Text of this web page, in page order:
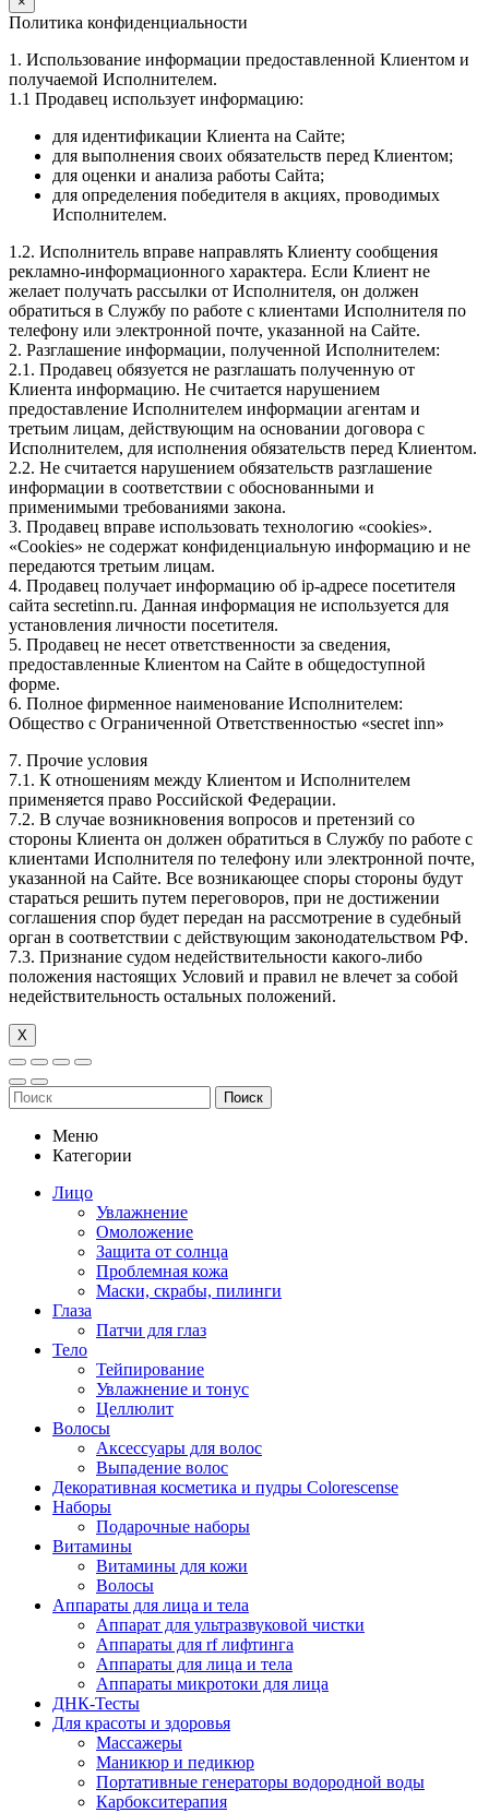
Политика конфиденциальности
1. Использование информации предоставленной Клиентом и
получаемой Исполнителем.
1.1 Продавец использует информацию:
для идентификации Клиента на Сайте;
для выполнения своих обязательств перед Клиентом;
для оценки и анализа работы Сайта;
для определения победителя в акциях, проводимых
Исполнителем.
1.2. Исполнитель вправе направлять Клиенту сообщения
рекламно-информационного характера. Если Клиент не
желает получать рассылки от Исполнителя, он должен
обратиться в Службу по работе с клиентами Исполнителя по
телефону или электронной почте, указанной на Сайте.
2. Разглашение информации, полученной Исполнителем:
2.1. Продавец обязуется не разглашать полученную от
Клиента информацию. Не считается нарушением
предоставление Исполнителем информации агентам и
третьим лицам, действующим на основании договора с
Исполнителем, для исполнения обязательств перед Клиентом.
2.2. Не считается нарушением обязательств разглашение
информации в соответствии с обоснованными и
применимыми требованиями закона.
3. Продавец вправе использовать технологию «cookies».
«Cookies» не содержат конфиденциальную информацию и не
передаются третьим лицам.
4. Продавец получает информацию об ip-адресе посетителя
сайта secretinn.ru. Данная информация не используется для
установления личности посетителя.
5. Продавец не несет ответственности за сведения,
предоставленные Клиентом на Сайте в общедоступной
форме.
6. Полное фирменное наименование Исполнителем:
Общество с Ограниченной Ответственностью «secret inn»
7. Прочие условия
7.1. К отношениям между Клиентом и Исполнителем
применяется право Российской Федерации.
7.2. В случае возникновения вопросов и претензий со
стороны Клиента он должен обратиться в Службу по работе с
клиентами Исполнителя по телефону или электронной почте,
указанной на Сайте. Все возникающее споры стороны будут
стараться решить путем переговоров, при не достижении
соглашения спор будет передан на рассмотрение в судебный
орган в соответствии с действующим законодательством РФ.
7.3. Признание судом недействительности какого-либо
положения настоящих Условий и правил не влечет за собой
недействительность остальных положений.
Х
Поиск
Меню
Категории
Лицо
Увлажнение
Омоложение
Защита от солнца
Проблемная кожа
Маски, скрабы, пилинги
Глаза
Патчи для глаз
Тело
Тейпирование
Увлажнение и тонус
Целлюлит
Волосы
Аксессуары для волос
Выпадение волос
Декоративная косметика и пудры Colorescense
Наборы
Подарочные наборы
Витамины
Витамины для кожи
Волосы
Аппараты для лица и тела
Аппарат для ультразвуковой чистки
Аппараты для rf лифтинга
Аппараты для лица и тела
Аппараты микротоки для лица
ДНК-Тесты
Для красоты и здоровья
Массажеры
Маникюр и педикюр
Портативные генераторы водородной воды
Карбокситерапия